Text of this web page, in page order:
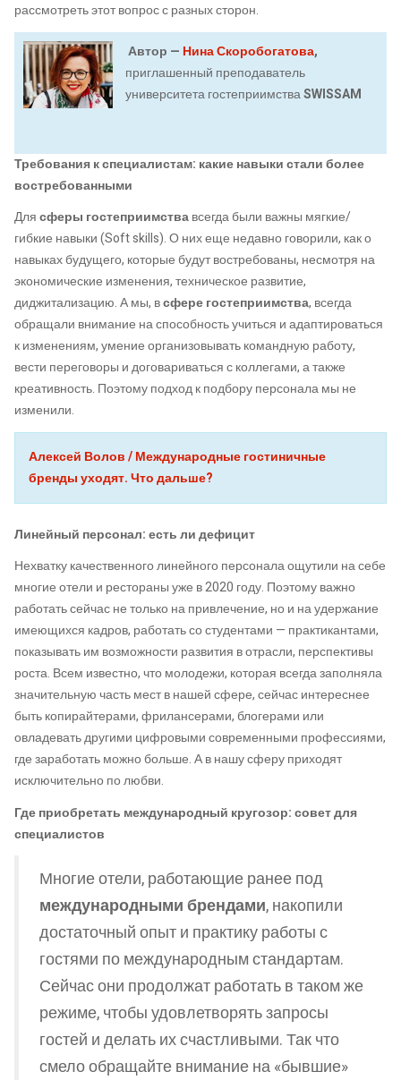
рассмотреть этот вопрос с разных сторон.
Автор — Нина Скоробогатова,
приглашенный преподаватель
университета гостеприимстваSWISSAM
Требования к специалистам: какие навыки стали более
востребованными
Длясферы гостеприимствавсегда были важны мягкие/
гибкие навыки (Soft skills). О них еще недавно говорили, как о
навыках будущего, которые будут востребованы, несмотря на
экономические изменения, техническое развитие,
диджитализацию. А мы, всфере гостеприимства, всегда
обращали внимание на способность учиться и адаптироваться
к изменениям, умение организовывать командную работу,
вести переговоры и договариваться с коллегами, а также
креативность. Поэтому подход к подбору персонала мы не
изменили.
Алексей Волов / Международные гостиничные
бренды уходят. Что дальше?
Линейный персонал: есть ли дефицит
Нехватку качественного линейного персонала ощутили на себе
многие отели и рестораны уже в 2020 году. Поэтому важно
работать сейчас не только на привлечение, но и на удержание
имеющихся кадров, работать со студентами — практикантами,
показывать им возможности развития в отрасли, перспективы
роста. Всем известно, что молодежи, которая всегда заполняла
значительную часть мест в нашей сфере, сейчас интереснее
быть копирайтерами, фрилансерами, блогерами или
овладевать другими цифровыми современными профессиями,
где заработать можно больше. А в нашу сферу приходят
исключительно по любви.
Где приобретать международный кругозор: совет для
специалистов
Многие отели, работающие ранее под
международными брендами, накопили
достаточный опыт и практику работы с
гостями по международным стандартам.
Сейчас они продолжат работать в таком же
режиме, чтобы удовлетворять запросы
гостей и делать их счастливыми. Так что
смело обращайте внимание на «бывшие»